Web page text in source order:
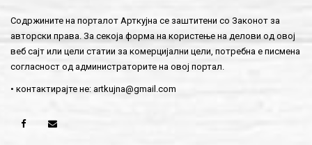
Содржините на порталот Арткујна се заштитени со Законот за
авторски права. За секоја форма на користење на делови од овој
веб сајт или цели статии за комерцијални цели, потребна е писмена
согласност од администраторите на овој портал.
• контактирајте не: artkujna@gmail.com